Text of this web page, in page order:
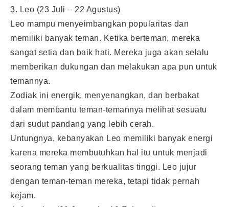
3. Leo (23 Juli – 22 Agustus)
Leo mampu menyeimbangkan popularitas dan
memiliki banyak teman. Ketika berteman, mereka
sangat setia dan baik hati. Mereka juga akan selalu
memberikan dukungan dan melakukan apa pun untuk
temannya.
Zodiak ini energik, menyenangkan, dan berbakat
dalam membantu teman-temannya melihat sesuatu
dari sudut pandang yang lebih cerah.
Untungnya, kebanyakan Leo memiliki banyak energi
karena mereka membutuhkan hal itu untuk menjadi
seorang teman yang berkualitas tinggi. Leo jujur
dengan teman-teman mereka, tetapi tidak pernah
kejam.